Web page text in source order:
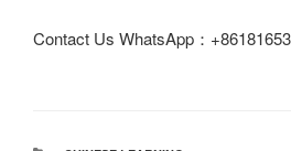
Contact Us WhatsApp：